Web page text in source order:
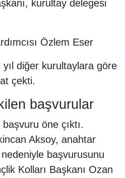
kurultay delegesi
Özlem Eser
yıl diğer kurultaylara göre
çekti.
başvurular
öne çıktı.
Aksoy, anahtar
başvurusunu
Kolları Başkanı Ozan